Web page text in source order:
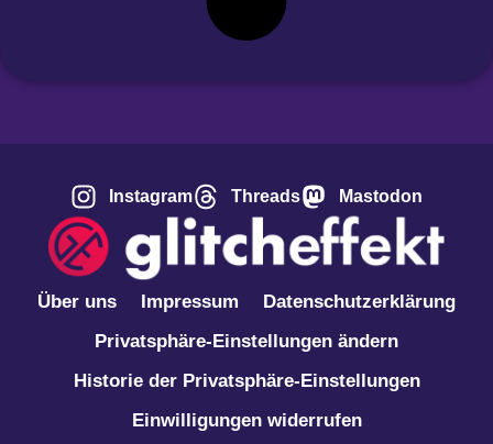
Instagram Threads Mastodon
Über uns Impressum
Datenschutzerklärung
Privatsphäre-Einstellungen ändern
Historie der Privatsphäre-Einstellungen
Einwilligungen widerrufen